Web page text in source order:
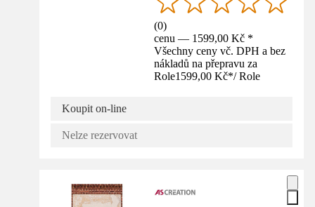
(0)
cenu — 1599,00 Kč *
Všechny ceny vč. DPH a bez
nákladů na přepravu za
Role1599,00 Kč*/ Role
Koupit on-line
Nelze rezervovat